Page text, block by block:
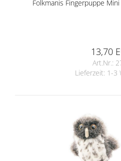
Folkmanis Fingerpuppe
13,70
Art.Nr.:
Lieferzeit: 1-3